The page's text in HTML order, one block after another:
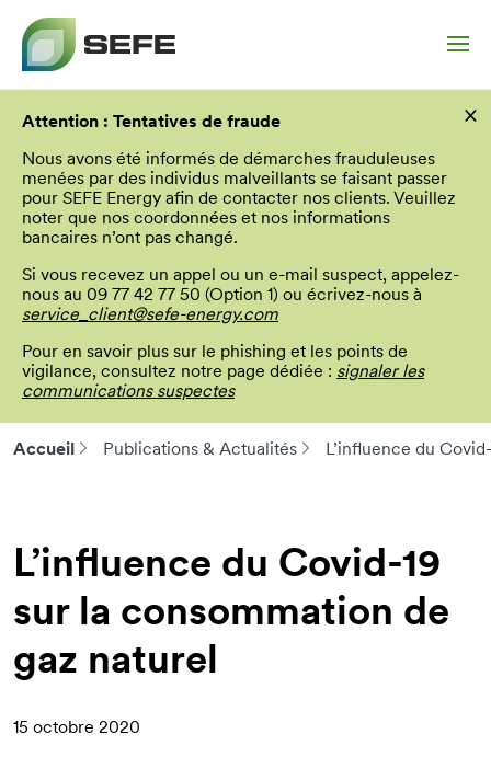
principal
Attention : Tentatives de fraude
Nous avons été informés de démarches frauduleuses
menées par des individus malveillants se faisant passer
pour SEFE Energy afin de contacter nos clients. Veuillez
noter que nos coordonnées et nos informations
bancaires n’ont pas changé.
Si vous recevez un appel ou un e-mail suspect, appelez-
nous au 09 77 42 77 50 (Option 1) ou écrivez-nous à
service_client@sefe-energy.com
Pour en savoir plus sur le phishing et les points de
vigilance, consultez notre page dédiée : signaler les
communications suspectes
×
Accueil Publications & Actualités L’influence du
L’influence du Covid-19
sur la consommation de
gaz naturel
15 octobre 2020